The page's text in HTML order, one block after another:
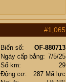
#1,065
Biển số
OF-880713
Ngày cấp bằng
7/5/25
Số km
29
Động cơ
287 Mã lực